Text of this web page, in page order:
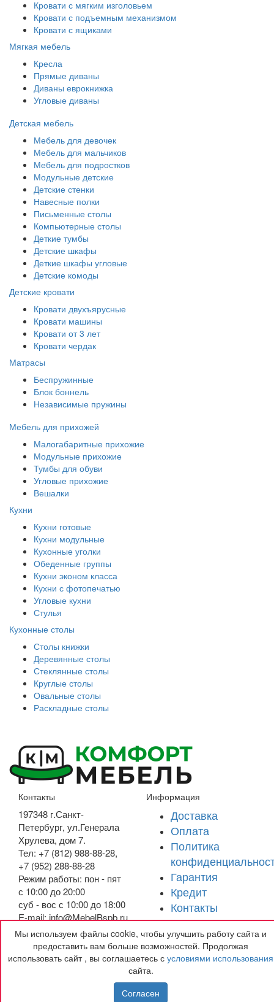
Кровати с мягким изголовьем
Кровати с подъемным механизмом
Кровати с ящиками
Мягкая мебель
Кресла
Прямые диваны
Диваны еврокнижка
Угловые диваны
Детская мебель
Мебель для девочек
Мебель для мальчиков
Мебель для подростков
Модульные детские
Детские стенки
Навесные полки
Письменные столы
Компьютерные столы
Деткие тумбы
Детские шкафы
Деткие шкафы угловые
Детские комоды
Детские кровати
Кровати двухъярусные
Кровати машины
Кровати от 3 лет
Кровати чердак
Матрасы
Беспружинные
Блок боннель
Независимые пружины
Мебель для прихожей
Малогабаритные прихожие
Модульные прихожие
Тумбы для обуви
Угловые прихожие
Вешалки
Кухни
Кухни готовые
Кухни модульные
Кухонные уголки
Обеденные группы
Кухни эконом класса
Кухни с фотопечатью
Угловые кухни
Стулья
Кухонные столы
Столы книжки
Деревянные столы
Стеклянные столы
Круглые столы
Овальные столы
Раскладные столы
Контакты
197348 г.Санкт-
Петербург, ул.Генерала
Хрулева, дом 7.
Тел: +7 (812) 988-88-28,
+7 (952) 288-88-28
Режим работы: пон - пят
с 10:00 до 20:00
суб - вос с 10:00 до 18:00
E-mail: info@MebelBspb.ru
Информация
Доставка
Оплата
Политика
Гарантия
Кредит
Контакты
Получить подарок
Мы используем файлы cookie, чтобы улучшить работу сайта и
предоставить вам больше возможностей. Продолжая
использовать сайт , вы соглашаетесь с условиями использования
сайта.
Согласен